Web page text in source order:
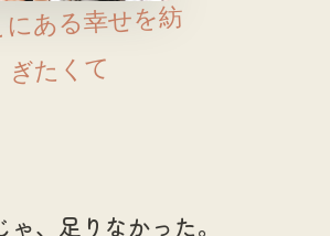
ある幸せを紡
ぎたくて
、足りなかった。